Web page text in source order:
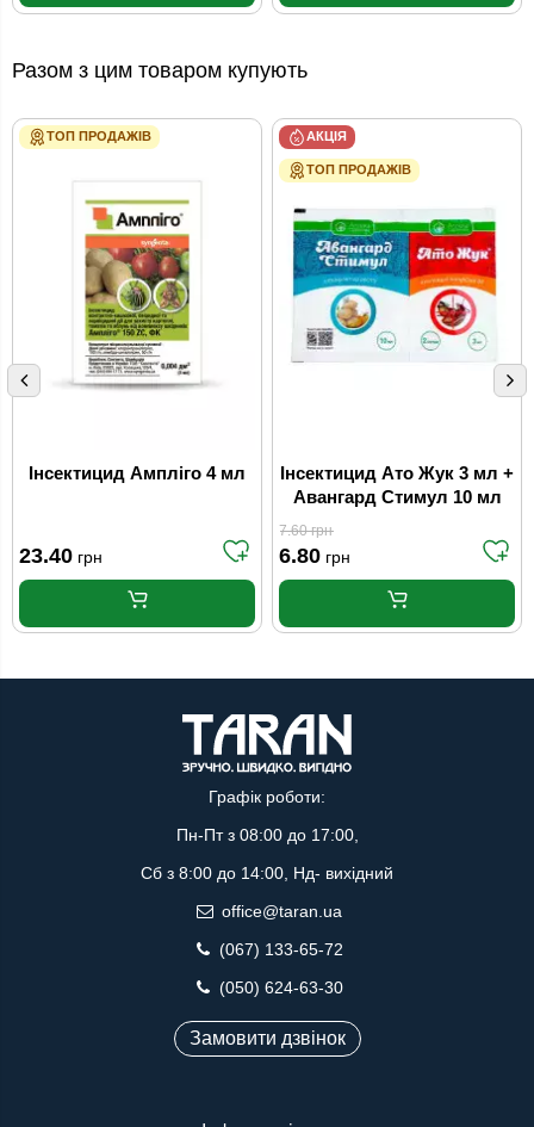
Разом з цим товаром купують
ТОП ПРОДАЖІВ
Інсектицид Ампліго 4 мл
23.40 грн
АКЦІЯ
ТОП ПРОДАЖІВ
Інсектицид Ато Жук 3 мл +
Авангард Стимул 10 мл
7.60грн
6.80 грн
Графік роботи:
Пн-Пт з 08:00 до 17:00,
Сб з 8:00 до 14:00, Нд- вихідний
office@taran.ua
(067) 133-65-72
(050) 624-63-30
Замовити дзвінок